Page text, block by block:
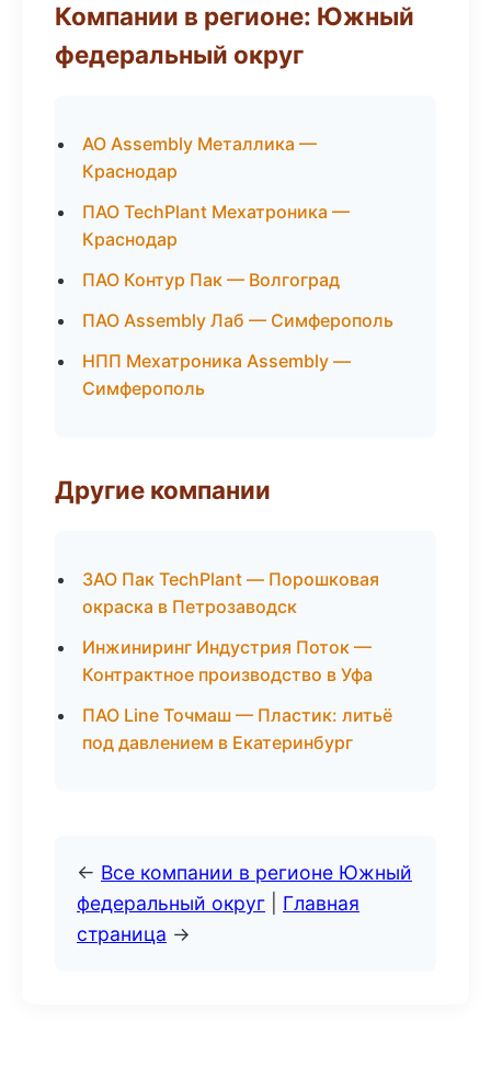
Компании в регионе: Южный
федеральный округ
АО Assembly Металлика —
Краснодар
ПАО TechPlant Мехатроника —
Краснодар
ПАО Контур Пак — Волгоград
ПАО Assembly Лаб — Симферополь
НПП Мехатроника Assembly —
Симферополь
Другие компании
ЗАО Пак TechPlant — Порошковая
окраска в Петрозаводск
Инжиниринг Индустрия Поток —
Контрактное производство в Уфа
ПАО Line Точмаш — Пластик: литьё
под давлением в Екатеринбург
← Все компании в регионе Южный
федеральный округ
Главная
страница →